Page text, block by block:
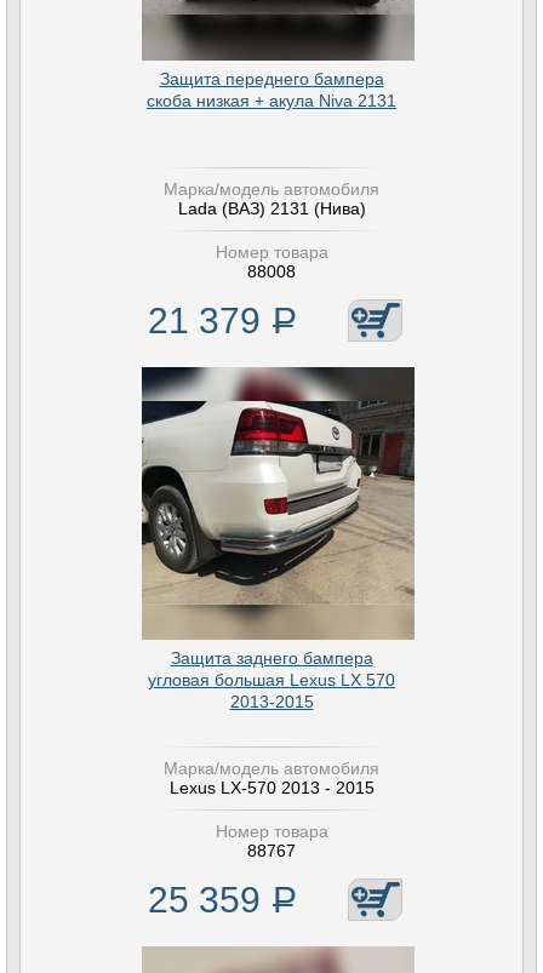
Защита переднего бампера
скоба низкая + акула Niva 2131
Марка/модель автомобиля
Lada (ВАЗ) 2131 (Нива)
Номер товара
88008
21 379 Р
Защита заднего бампера
угловая большая Lexus LX 570
2013-2015
Марка/модель автомобиля
Lexus LX-570 2013 - 2015
Номер товара
88767
25 359 Р